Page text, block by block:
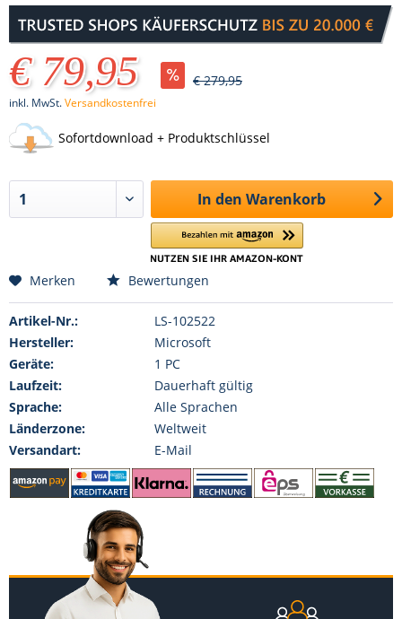
€ 79,95 € 279,95
inkl. MwSt.Versandkostenfrei
Sofortdownload + Produktschlüssel
In den Warenkorb
Merken Bewertungen
Artikel-Nr.:
LS-102522
Hersteller:
Microsoft
Geräte:
1 PC
Laufzeit:
Dauerhaft gültig
Sprache:
Alle Sprachen
Länderzone:
Weltweit
Versandart:
E-Mail